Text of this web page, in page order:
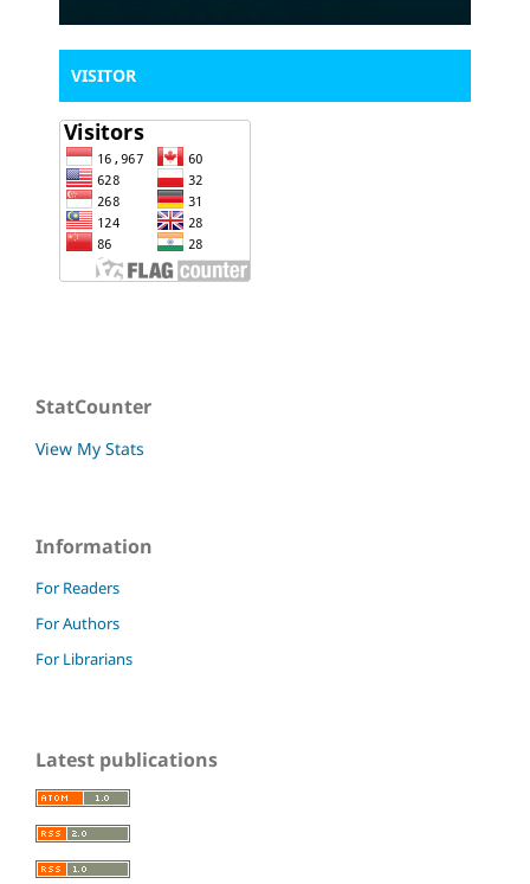
VISITOR
StatCounter
View My Stats
Information
For Readers
For Authors
For Librarians
Latest publications